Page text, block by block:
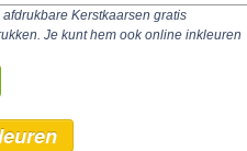
afdrukbare Kerstkaarsen gratis
Je kunt hem ook online inkleuren